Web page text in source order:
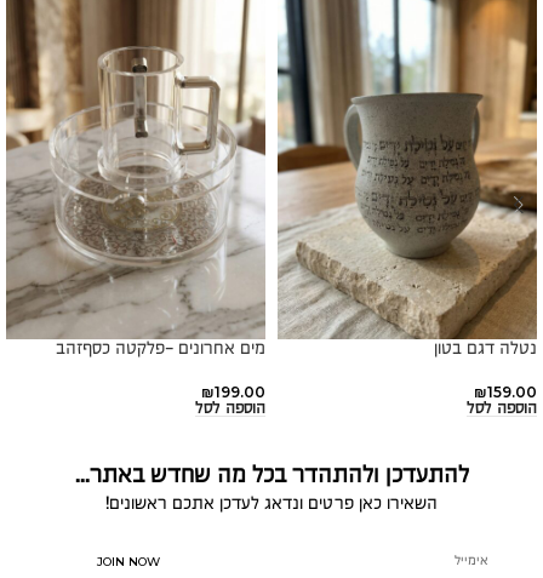
נטלה דגם בטון
₪159.00
הוספה לסל
מים אחרונים -פלקטה כסףזהב
₪199.00
הוספה לסל
להתעדכן ולהתהדר בכל מה שחדש באתר...
השאירו כאן פרטים ונדאג לעדכן אתכם ראשונים!
JOIN NOW